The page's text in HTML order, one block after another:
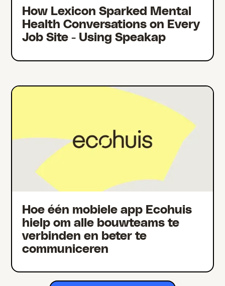
How Lexicon Sparked Mental
Health Conversations on Every
Job Site - Using Speakap
Hoe één mobiele app Ecohuis
hielp om alle bouwteams te
verbinden en beter te
communiceren